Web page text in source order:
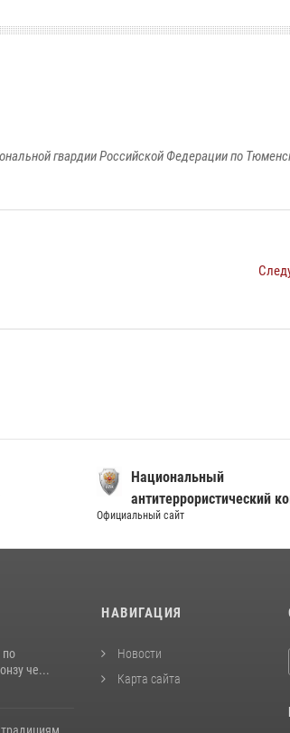
гвардии Российской Федерации по
Национальный
антитеррористический
Официальный сайт
по
че...
НАВИГАЦИЯ
Новости
Карта сайта